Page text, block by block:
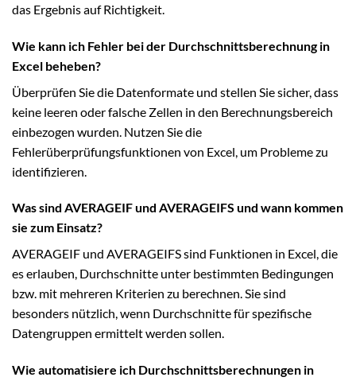
das Ergebnis auf Richtigkeit.
Wie kann ich Fehler bei der Durchschnittsberechnung in
Excel beheben?
Überprüfen Sie die Datenformate und stellen Sie sicher, dass
keine leeren oder falsche Zellen in den Berechnungsbereich
einbezogen wurden. Nutzen Sie die
Fehlerüberprüfungsfunktionen von Excel, um Probleme zu
identifizieren.
Was sind AVERAGEIF und AVERAGEIFS und wann kommen
sie zum Einsatz?
AVERAGEIF und AVERAGEIFS sind Funktionen in Excel, die
es erlauben, Durchschnitte unter bestimmten Bedingungen
bzw. mit mehreren Kriterien zu berechnen. Sie sind
besonders nützlich, wenn Durchschnitte für spezifische
Datengruppen ermittelt werden sollen.
Wie automatisiere ich Durchschnittsberechnungen in